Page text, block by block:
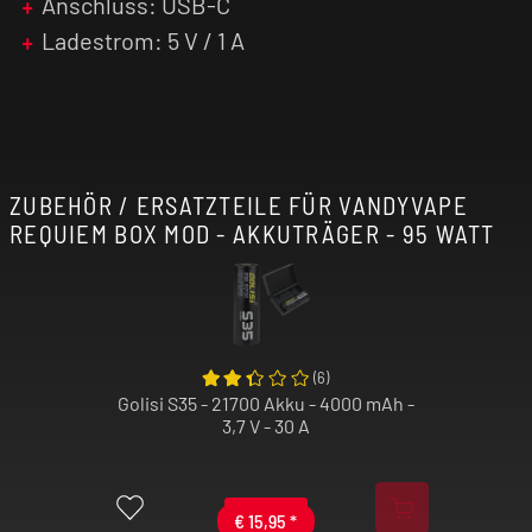
eine lohnenswerte Wahl dar - perfekt für alle,
die auf der Suche nach einem zuverlässigen
Ladestrom: 5 V / 1 A
ZUBEHÖR / ERSATZTEILE FÜR VANDYVAPE
REQUIEM BOX MOD - AKKUTRÄGER - 95 WATT
€ 15,95 *
(6)
Golisi S35 - 21700 Akku - 4000 mAh -
3,7 V - 30 A